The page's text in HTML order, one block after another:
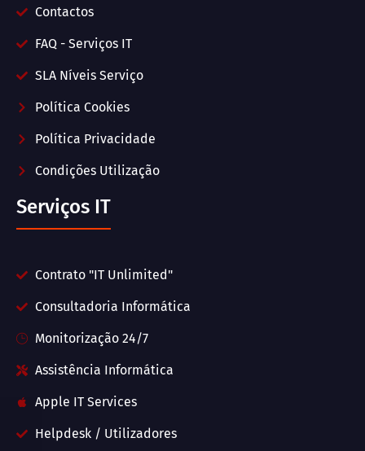
Contactos
FAQ - Serviços IT
SLA Níveis Serviço
Política Cookies
Política Privacidade
Condições Utilização
Serviços IT
Contrato "IT Unlimited"
Consultadoria Informática
Monitorização 24/7
Assistência Informática
Apple IT Services
Helpdesk / Utilizadores